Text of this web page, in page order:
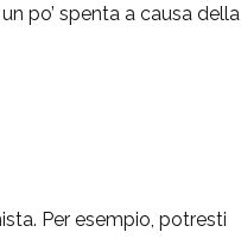
po’ spenta a causa della
Per esempio, potresti